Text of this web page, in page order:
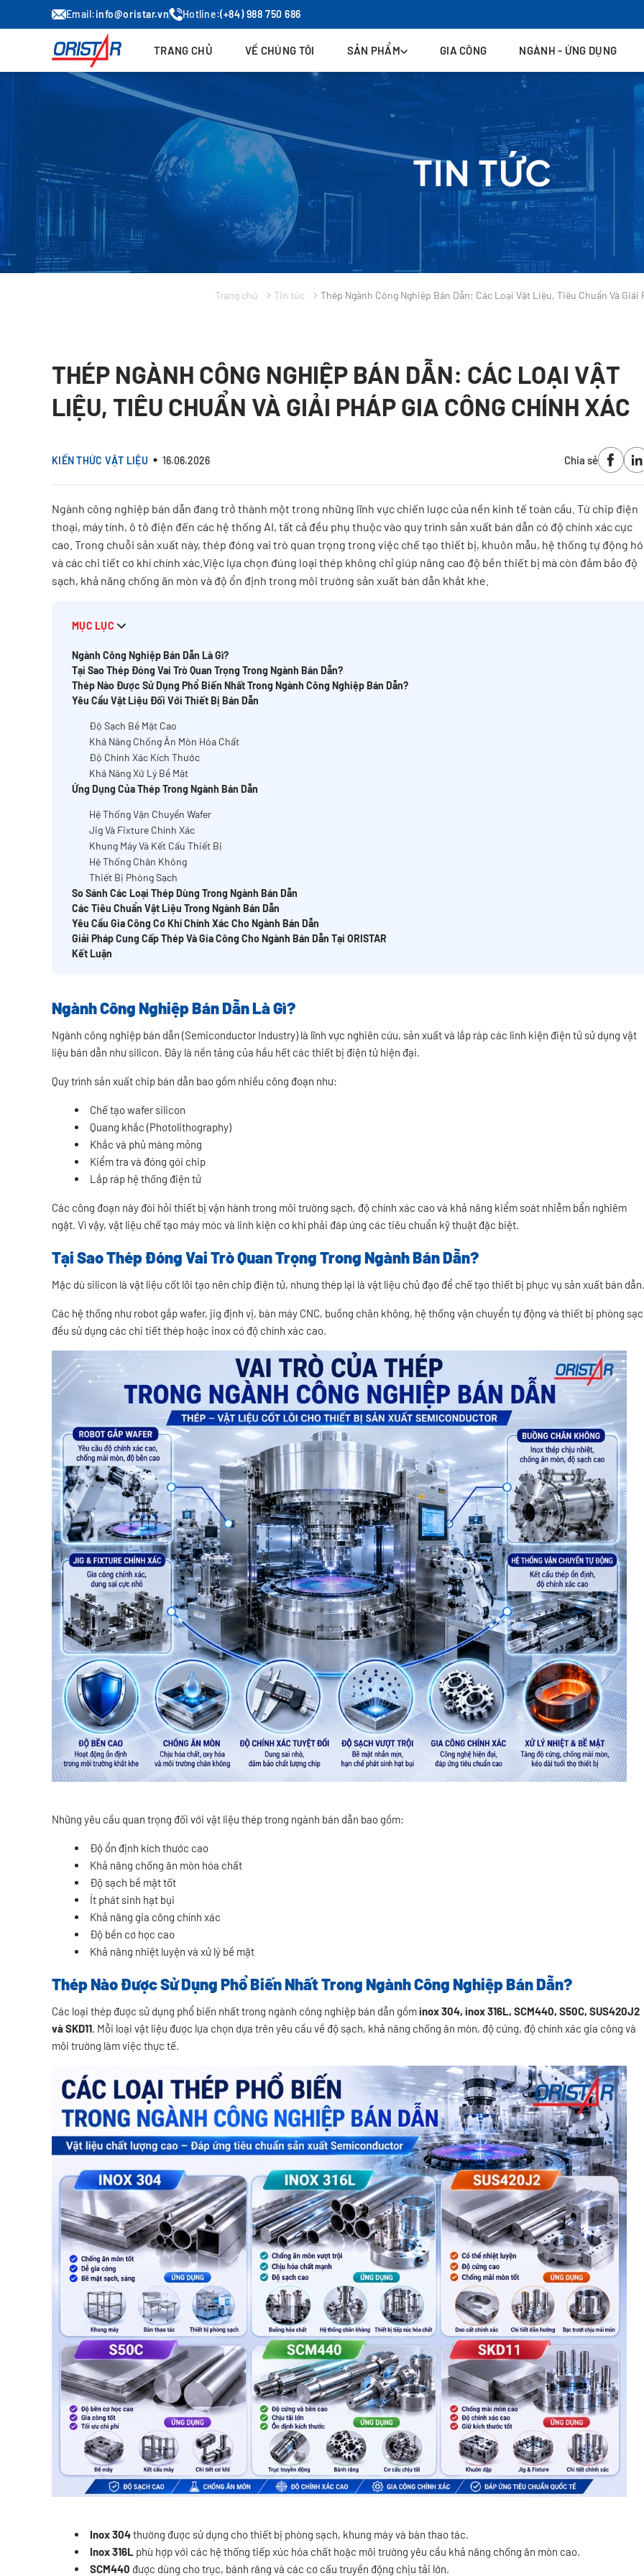
Email:info@oristar.vn Hotline:(+84) 988 750 686
TRANG CHỦ VỀ CHÚNG TÔI SẢN PHẨM GIA CÔNG NGÀNH - ỨNG DỤNG
TIN TỨC
Trang chủ Tin tức Thép Ngành Công Nghiệp Bán Dẫn: Các Loại Vật Liệu, Tiêu Chuẩn Và Giải
THÉP NGÀNH CÔNG NGHIỆP BÁN DẪN: CÁC LOẠI VẬT
LIỆU, TIÊU CHUẨN VÀ GIẢI PHÁP GIA CÔNG CHÍNH XÁC
KIẾN THỨC VẬT LIỆU 16.06.2026 Chia sẻ
Ngành công nghiệp bán dẫn đang trở thành một trong những lĩnh vực chiến lược của nền kinh tế toàn cầu. Từ chip điện
thoại, máy tính, ô tô điện đến các hệ thống AI, tất cả đều phụ thuộc vào quy trình sản xuất bán dẫn có độ chính xác cực
cao. Trong chuỗi sản xuất này, thép đóng vai trò quan trọng trong việc chế tạo thiết bị, khuôn mẫu, hệ thống tự động
và các chi tiết cơ khí chính xác.Việc lựa chọn đúng loại thép không chỉ giúp nâng cao độ bền thiết bị mà còn đảm bảo độ
sạch, khả năng chống ăn mòn và độ ổn định trong môi trường sản xuất bán dẫn khắt khe.
MỤC LỤC
Ngành Công Nghiệp Bán Dẫn Là Gì?
Tại Sao Thép Đóng Vai Trò Quan Trọng Trong Ngành Bán Dẫn?
Thép Nào Được Sử Dụng Phổ Biến Nhất Trong Ngành Công Nghiệp Bán Dẫn?
Yêu Cầu Vật Liệu Đối Với Thiết Bị Bán Dẫn
Độ Sạch Bề Mặt Cao
Khả Năng Chống Ăn Mòn Hóa Chất
Độ Chính Xác Kích Thước
Khả Năng Xử Lý Bề Mặt
Ứng Dụng Của Thép Trong Ngành Bán Dẫn
Hệ Thống Vận Chuyển Wafer
Jig Và Fixture Chính Xác
Khung Máy Và Kết Cấu Thiết Bị
Hệ Thống Chân Không
Thiết Bị Phòng Sạch
So Sánh Các Loại Thép Dùng Trong Ngành Bán Dẫn
Các Tiêu Chuẩn Vật Liệu Trong Ngành Bán Dẫn
Yêu Cầu Gia Công Cơ Khí Chính Xác Cho Ngành Bán Dẫn
Giải Pháp Cung Cấp Thép Và Gia Công Cho Ngành Bán Dẫn Tại ORISTAR
Kết Luận
Ngành Công Nghiệp Bán Dẫn Là Gì?
Ngành công nghiệp bán dẫn (Semiconductor Industry) là lĩnh vực nghiên cứu, sản xuất và lắp ráp các linh kiện điện tử sử dụng vật
liệu bán dẫn như silicon. Đây là nền tảng của hầu hết các thiết bị điện tử hiện đại.
Quy trình sản xuất chip bán dẫn bao gồm nhiều công đoạn như:
Chế tạo wafer silicon
Quang khắc (Photolithography)
Khắc và phủ màng mỏng
Kiểm tra và đóng gói chip
Lắp ráp hệ thống điện tử
Các công đoạn này đòi hỏi thiết bị vận hành trong môi trường sạch, độ chính xác cao và khả năng kiểm soát nhiễm bẩn nghiêm
ngặt. Vì vậy, vật liệu chế tạo máy móc và linh kiện cơ khí phải đáp ứng các tiêu chuẩn kỹ thuật đặc biệt.
Tại Sao Thép Đóng Vai Trò Quan Trọng Trong Ngành Bán Dẫn?
Mặc dù silicon là vật liệu cốt lõi tạo nên chip điện tử, nhưng thép lại là vật liệu chủ đạo để chế tạo thiết bị phục vụ sản xuất bán dẫn.
Các hệ thống như robot gắp wafer, jig định vị, bàn máy CNC, buồng chân không, hệ thống vận chuyển tự động và thiết bị phòng
đều sử dụng các chi tiết thép hoặc inox có độ chính xác cao.
Những yêu cầu quan trọng đối với vật liệu thép trong ngành bán dẫn bao gồm:
Độ ổn định kích thước cao
Khả năng chống ăn mòn hóa chất
Độ sạch bề mặt tốt
Ít phát sinh hạt bụi
Khả năng gia công chính xác
Độ bền cơ học cao
Khả năng nhiệt luyện và xử lý bề mặt
Thép Nào Được Sử Dụng Phổ Biến Nhất Trong Ngành Công Nghiệp Bán Dẫn?
Các loại thép được sử dụng phổ biến nhất trong ngành công nghiệp bán dẫn gồminox 304, inox 316L, SCM440, S50C, SUS420J2
và SKD11. Mỗi loại vật liệu được lựa chọn dựa trên yêu cầu về độ sạch, khả năng chống ăn mòn, độ cứng, độ chính xác gia công và
môi trường làm việc thực tế.
Inox 304thường được sử dụng cho thiết bị phòng sạch, khung máy và bàn thao tác.
Inox 316L phù hợp với các hệ thống tiếp xúc hóa chất hoặc môi trường yêu cầu khả năng chống ăn mòn cao.
SCM440 được dùng cho trục, bánh răng và các cơ cấu truyền động chịu tải lớn.